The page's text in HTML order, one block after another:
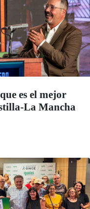
es el mejor
La Mancha